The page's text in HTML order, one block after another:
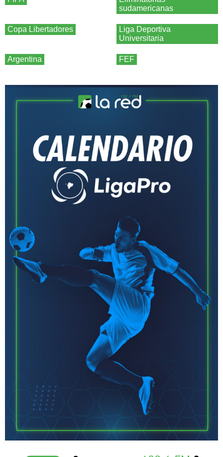
sudamericanas
Copa Libertadores
Liga Deportiva
Universitaria
Argentina FEF